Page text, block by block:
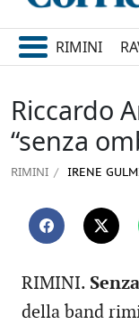
RIMINI
Riccardo
“senza
RIMINI IRENE
RIMINI.
della band